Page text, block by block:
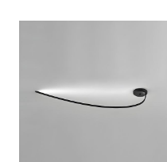
120 V 49,53 cm Blanc